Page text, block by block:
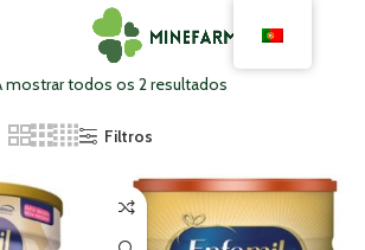
mostrar todos os 2 resultados
Filtros